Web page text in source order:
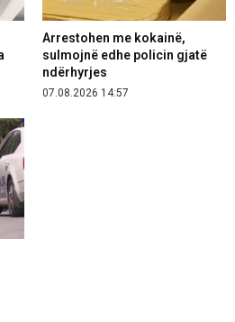
Arrestohen me kokainë,
sulmojnë edhe policin gjatë
ndërhyrjes
07.08.2026 14:57